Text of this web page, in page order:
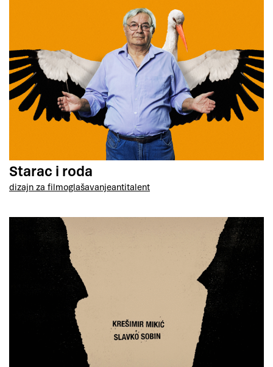
Starac i roda
dizajn za filmoglašavanjeantitalent